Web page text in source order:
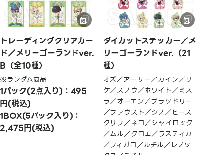
トレーディングクリアカー
ド／メリーゴーランドver.
B（全10種）
※ランダム商品
1パック(2点入り)：495
円(税込)
1BOX(5パック入り)：
2,475円(税込)
ダイカットステッカー／メ
リーゴーランドver.（21
種）
オズ／アーサー／カイン／リ
ケ／スノウ／ホワイト／ミス
ラ／オーエン／ブラッドリー
／ファウスト／シノ／ヒース
クリフ／ネロ／シャイロック
／ムル／クロエ／ラスティカ
／フィガロ／ルチル／レノッ